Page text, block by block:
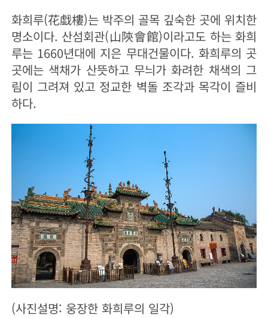
화희루(花戱樓)는 박주의 골목 깊숙한 곳에 위치한
명소이다. 산섬회관(山陝會館)이라고도 하는 화희
루는 1660년대에 지은 무대건물이다. 화희루의 곳
곳에는 색채가 산뜻하고 무늬가 화려한 채색의 그
림이 그려져 있고 정교한 벽돌 조각과 목각이 즐비
하다.
(사진설명: 웅장한 화희루의 일각)